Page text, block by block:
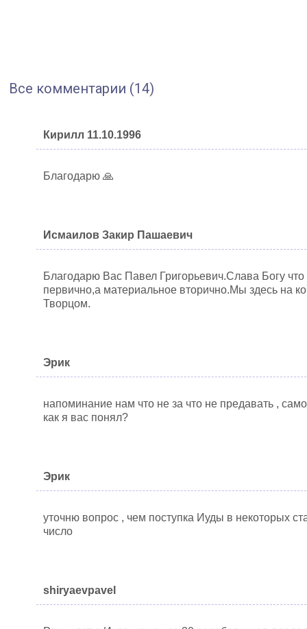
Все комментарии (14)
Кирилл 11.10.1996
Благодарю 🙏
Исмаилов Закир Пашаевич
Благодарю Вас Павел Григорьевич.Слава Богу что
первично,а материальное вторично.Мы здесь на
Творцом.
Эрик
напоминание нам что не за что не предавать ,
как я вас понял?
Эрик
уточню вопрос , чем поступка Иуды в некоторых
число
shiryaevpavel